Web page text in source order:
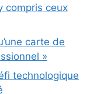
compris ceux
carte de
»
technologique